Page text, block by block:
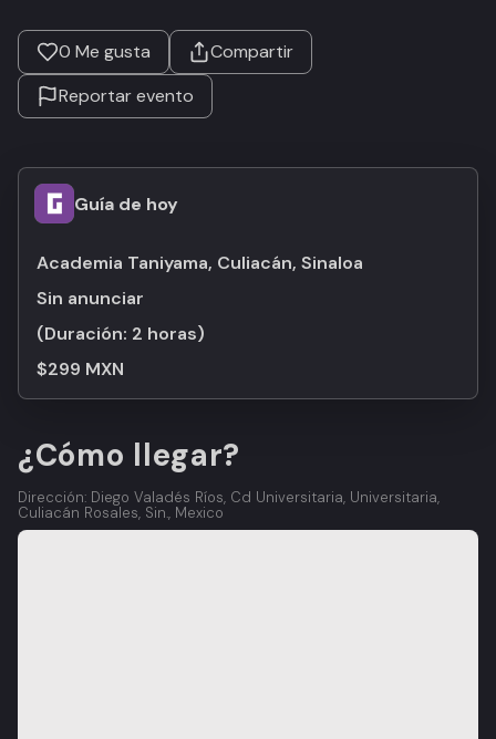
0 Me gusta
Compartir
Reportar evento
Guía de hoy
Academia Taniyama, Culiacán, Sinaloa
Sin anunciar
(Duración: 2 horas)
$299 MXN
¿Cómo llegar?
Dirección: Diego Valadés Ríos, Cd Universitaria, Universitaria,
Culiacán Rosales, Sin., Mexico